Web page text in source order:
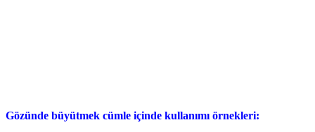
Gözünde büyütmek cümle içinde kullanımı örnekleri: